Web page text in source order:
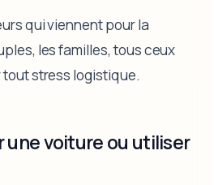
qui viennent pour la
les familles, tous ceux
stress logistique.
une voiture ou utiliser